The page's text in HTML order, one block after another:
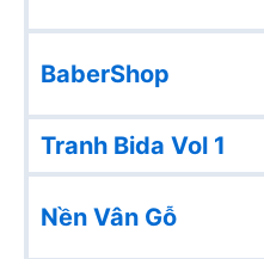
BaberShop
Tranh Bida Vol 1
Nền Vân Gỗ